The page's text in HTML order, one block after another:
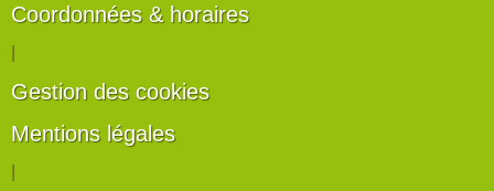
Coordonnées & horaires
Gestion des cookies
Mentions légales